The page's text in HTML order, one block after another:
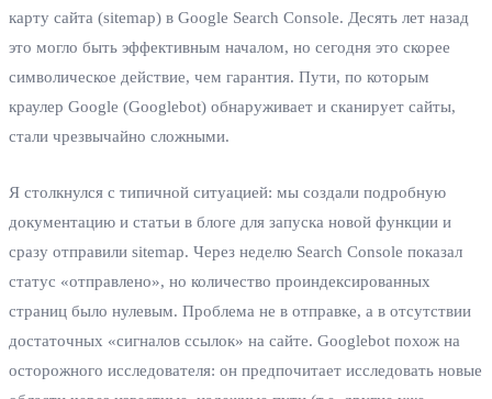
карту сайта (sitemap) в Google Search Console. Десять лет назад
это могло быть эффективным началом, но сегодня это скорее
символическое действие, чем гарантия. Пути, по которым
краулер Google (Googlebot) обнаруживает и сканирует сайты,
стали чрезвычайно сложными.
Я столкнулся с типичной ситуацией: мы создали подробную
документацию и статьи в блоге для запуска новой функции и
сразу отправили sitemap. Через неделю Search Console показал
статус «отправлено», но количество проиндексированных
страниц было нулевым. Проблема не в отправке, а в отсутствии
достаточных «сигналов ссылок» на сайте. Googlebot похож на
осторожного исследователя: он предпочитает исследовать новые